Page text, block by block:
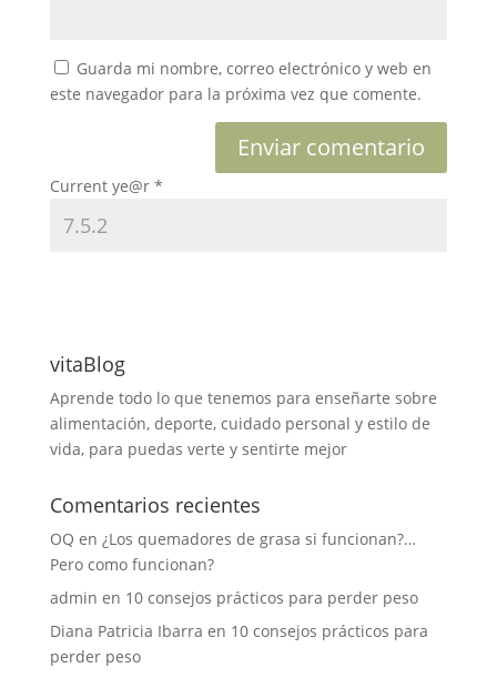
Guarda mi nombre, correo electrónico y web en
este navegador para la próxima vez que comente.
Current ye@r *
vitaBlog
Aprende todo lo que tenemos para enseñarte sobre
alimentación, deporte, cuidado personal y estilo de
vida, para puedas verte y sentirte mejor
Comentarios recientes
OQ en ¿Los quemadores de grasa si funcionan?…
Pero como funcionan?
admin en 10 consejos prácticos para perder peso
Diana Patricia Ibarra en 10 consejos prácticos para
perder peso